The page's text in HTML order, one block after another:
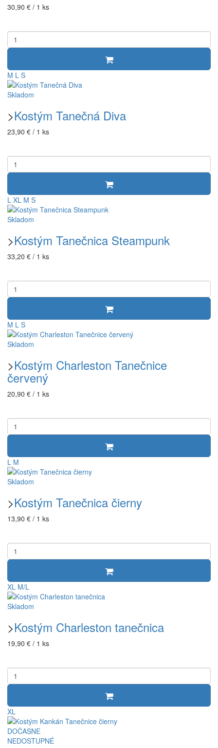
30,90 € / 1 ks
M L S
Skladom
>Kostým Tanečná Diva
23,90 € / 1 ks
L XL M S
Skladom
>Kostým Tanečnica Steampunk
33,20 € / 1 ks
M L S
Skladom
>Kostým Charleston Tanečnice
červený
20,90 € / 1 ks
L M
Skladom
>Kostým Tanečnica čierny
13,90 € / 1 ks
XL M/L
Skladom
>Kostým Charleston tanečnica
19,90 € / 1 ks
XL
DOČASNE
NEDOSTUPNÉ